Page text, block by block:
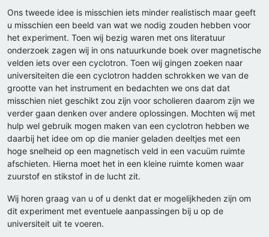
Ons tweede idee is misschien iets minder realistisch maar geeft
u misschien een beeld van wat we nodig zouden hebben voor
het experiment. Toen wij bezig waren met ons literatuur
onderzoek zagen wij in ons natuurkunde boek over magnetische
velden iets over een cyclotron. Toen wij gingen zoeken naar
universiteiten die een cyclotron hadden schrokken we van de
grootte van het instrument en bedachten we ons dat dat
misschien niet geschikt zou zijn voor scholieren daarom zijn we
verder gaan denken over andere oplossingen. Mochten wij met
hulp wel gebruik mogen maken van een cyclotron hebben we
daarbij het idee om op die manier geladen deeltjes met een
hoge snelheid op een magnetisch veld in een vacuüm ruimte
afschieten. Hierna moet het in een kleine ruimte komen waar
zuurstof en stikstof in de lucht zit.
Wij horen graag van u of u denkt dat er mogelijkheden zijn om
dit experiment met eventuele aanpassingen bij u op de
universiteit uit te voeren.